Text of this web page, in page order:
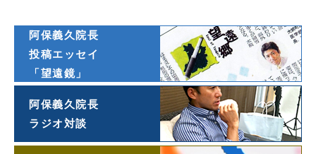
阿保義久院長
投稿エッセイ
「望遠鏡」
阿保義久院長
ラジオ対談